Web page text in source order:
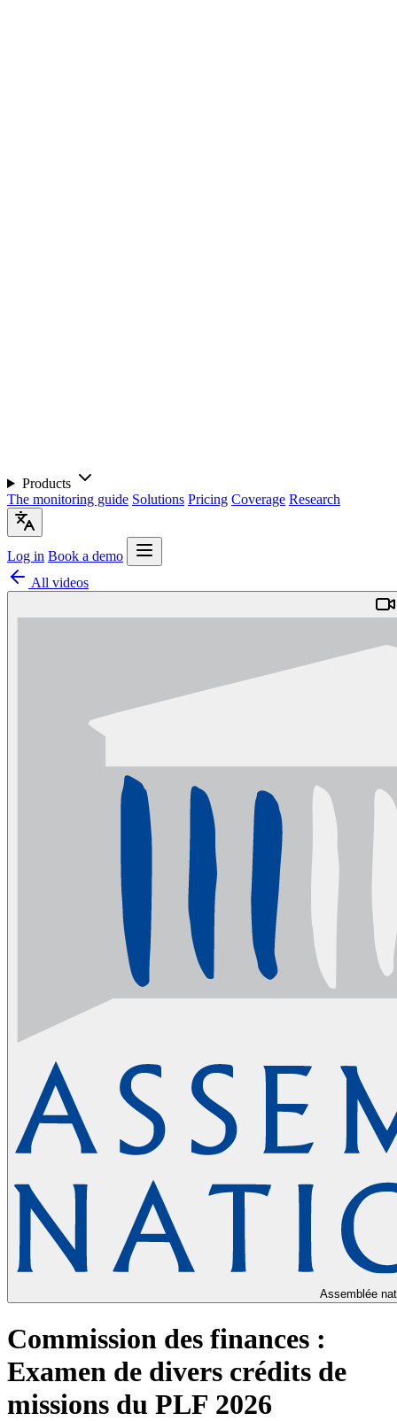
Products
The monitoring guide Solutions Pricing Coverage Research
Log in Book a demo
All videos
Assemblée
Commission des finances :
Examen de divers crédits de
missions du PLF 2026